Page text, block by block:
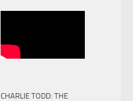
CHARLIE TODD: THE